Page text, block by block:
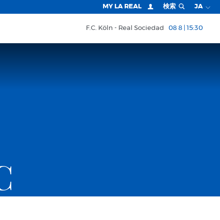
MY LA REAL 検索 JA
F.C. Köln Real Sociedad 08 8 | 15:30